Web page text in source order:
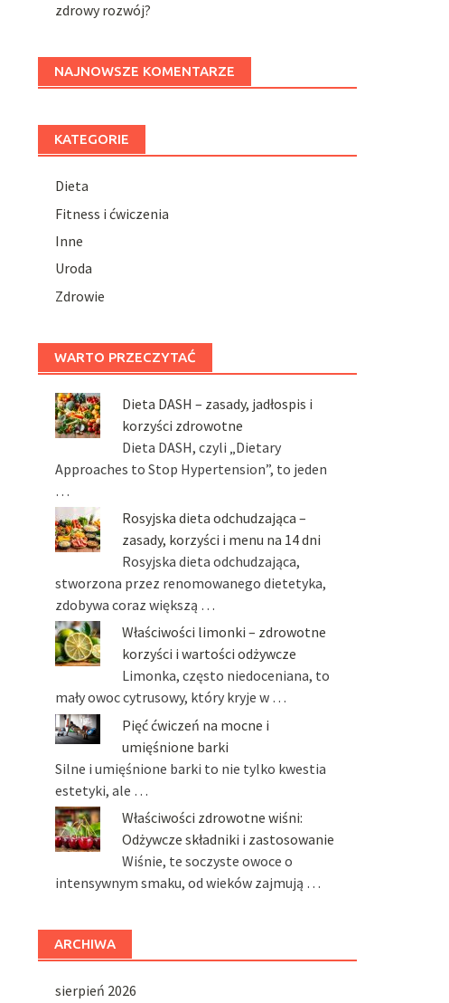
zdrowy rozwój?
NAJNOWSZE KOMENTARZE
KATEGORIE
Dieta
Fitness i ćwiczenia
Inne
Uroda
Zdrowie
WARTO PRZECZYTAĆ
Dieta DASH – zasady, jadłospis i
korzyści zdrowotne
Dieta DASH, czyli „Dietary
Approaches to Stop Hypertension”, to jeden
…
Rosyjska dieta odchudzająca –
zasady, korzyści i menu na 14 dni
Rosyjska dieta odchudzająca,
stworzona przez renomowanego dietetyka,
zdobywa coraz większą …
Właściwości limonki – zdrowotne
korzyści i wartości odżywcze
Limonka, często niedoceniana, to
mały owoc cytrusowy, który kryje w …
Pięć ćwiczeń na mocne i
umięśnione barki
Silne i umięśnione barki to nie tylko kwestia
estetyki, ale …
Właściwości zdrowotne wiśni:
Odżywcze składniki i zastosowanie
Wiśnie, te soczyste owoce o
intensywnym smaku, od wieków zajmują …
ARCHIWA
sierpień 2026